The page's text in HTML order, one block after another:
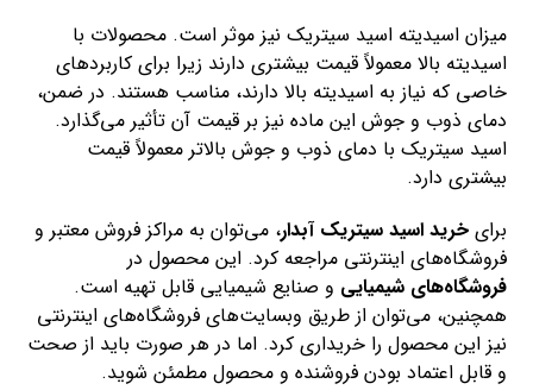
میزان اسیدیته اسید سیتریک نیز موثر است. محصولات با
اسیدیته بالا معمولاً قیمت بیشتری دارند زیرا برای کاربردهای
خاصی که نیاز به اسیدیته بالا دارند، مناسب هستند. در ضمن،
دمای ذوب و جوش این ماده نیز بر قیمت آن تأثیر می‌گذارد.
اسید سیتریک با دمای ذوب و جوش بالاتر معمولاً قیمت
بیشتری دارد.
برایخرید اسید سیتریک آبدار، می‌توان به مراکز فروش معتبر و
فروشگاه‌های اینترنتی مراجعه کرد. این محصول در
فروشگاه‌های شیمیایی و صنایع شیمیایی قابل تهیه است.
همچنین، می‌توان از طریق وبسایت‌های فروشگاه‌های اینترنتی
نیز این محصول را خریداری کرد. اما در هر صورت باید از صحت
و قابل اعتماد بودن فروشنده و محصول مطمئن شوید.